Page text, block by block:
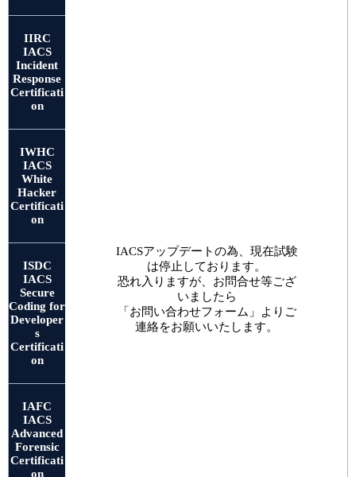
IACSアップデートの為、現在試験
は停止しております。
恐れ入りますが、お問合せ等ござ
いましたら
「お問い合わせフォーム」よりご
連絡をお願いいたします。
IIRC
IACS
Incident
Response
Certificati
on
IWHC
IACS
White
Hacker
Certificati
on
ISDC
IACS
Secure
Coding for
Developer
s
Certificati
on
IAFC
IACS
Advanced
Forensic
Certificati
on